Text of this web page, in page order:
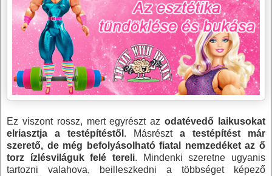
Ez viszont rossz, mert egyrészt azodatévedő laikusokat
elriasztja a testépítéstől . Másrészt a testépítést már
szerető, de még befolyásolható fiatal nemzedéket az ő
torz ízlésviláguk felé tereli. Mindenki szeretne ugyanis
tartozni valahova, beilleszkedni a többséget képező